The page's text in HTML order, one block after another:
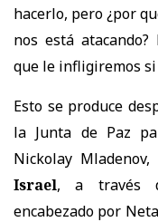
hacerlo, pero ¿por
nos está
que le infligiremos si
Esto se produce
la Junta de Paz
Nickolay
Israel, a través
encabezado por